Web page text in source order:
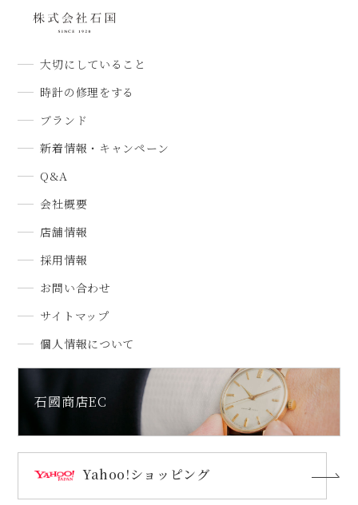
大切にしていること
時計の修理をする
ブランド
新着情報・キャンペーン
Q&A
会社概要
店舗情報
採用情報
お問い合わせ
サイトマップ
個人情報について
石國商店EC
Yahoo!ショッピング